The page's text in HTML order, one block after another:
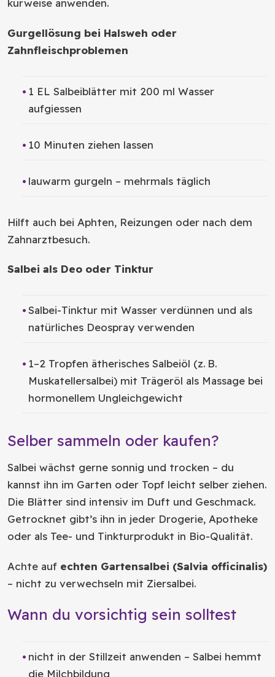
kurweise anwenden.
Gurgellösung bei Halsweh oder
Zahnfleischproblemen
1 EL Salbeiblätter mit 200 ml Wasser
aufgiessen
10 Minuten ziehen lassen
lauwarm gurgeln – mehrmals täglich
Hilft auch bei Aphten, Reizungen oder nach dem
Zahnarztbesuch.
Salbei als Deo oder Tinktur
Salbei-Tinktur mit Wasser verdünnen und als
natürliches Deospray verwenden
1–2 Tropfen ätherisches Salbeiöl (z. B.
Muskatellersalbei) mit Trägeröl als Massage bei
hormonellem Ungleichgewicht
Selber sammeln oder kaufen?
Salbei wächst gerne sonnig und trocken – du
kannst ihn im Garten oder Topf leicht selber ziehen.
Die Blätter sind intensiv im Duft und Geschmack.
Getrocknet gibt’s ihn in jeder Drogerie, Apotheke
oder als Tee- und Tinkturprodukt in Bio-Qualität.
Achte auf echten Gartensalbei (Salvia officinalis)
– nicht zu verwechseln mit Ziersalbei.
Wann du vorsichtig sein solltest
nicht in der Stillzeit anwenden – Salbei hemmt
die Milchbildung